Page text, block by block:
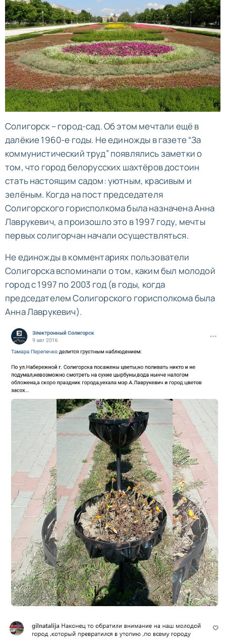
Солигорск – город-сад. Об этом мечтали ещё в
далёкие 1960-е годы. Не единожды в газете “За
коммунистический труд” появлялись заметки о
том, что город белорусских шахтёров достоин
стать настоящим садом: уютным, красивым и
зелёным. Когда на пост председателя
Солигорского горисполкома была назначена Анна
Лаврукевич, а произошло это в 1997 году, мечты
первых солигорчан начали осуществляться.
Не единожды в комментариях пользователи
Солигорска вспоминали о том, каким был молодой
город с 1997 по 2003 год (в годы, когда
председателем Солигорского горисполкома была
Анна Лаврукевич).